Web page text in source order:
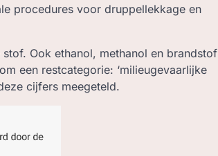
procedures voor druppellekkage en
Ook ethanol, methanol en brandstof
een restcategorie: ‘milieugevaarlijke
cijfers meegeteld.